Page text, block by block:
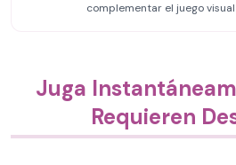
complementar el juego
Juga
Requieren